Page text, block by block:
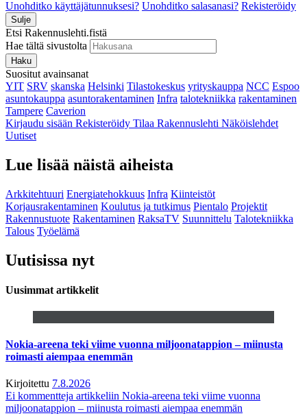
Unohditko käyttäjätunnuksesi? Unohditko salasanasi? Rekisteröidy
Sulje
Etsi Rakennuslehti.fistä
Hae tältä sivustolta
Haku
Suositut avainsanat
YIT SRV skanska Helsinki Tilastokeskus yrityskauppa NCC Espoo
asuntokauppa asuntorakentaminen Infra talotekniikka rakentaminen
Tampere Caverion
Kirjaudu sisään Rekisteröidy Tilaa Rakennuslehti Näköislehdet
Uutiset
Lue lisää näistä aiheista
Arkkitehtuuri Energiatehokkuus Infra Kiinteistöt
Korjausrakentaminen Koulutus ja tutkimus Pientalo Projektit
Rakennustuote Rakentaminen RaksaTV Suunnittelu Talotekniikka
Talous Työelämä
Uutisissa nyt
Uusimmat artikkelit
Nokia-areena teki viime vuonna miljoonatappion – miinusta
roimasti aiempaa enemmän
Kirjoitettu 7.8.2026
Ei kommentteja artikkeliin Nokia-areena teki viime vuonna
miljoonatappion – miinusta roimasti aiempaa enemmän